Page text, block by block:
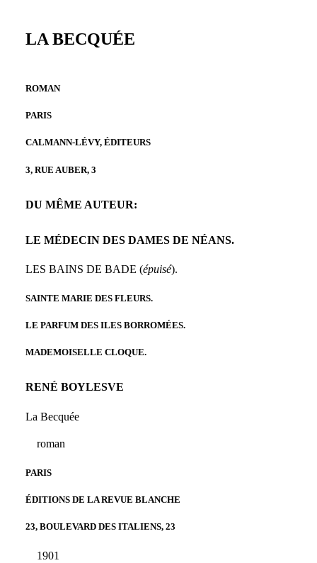
LA BECQUÉE
ROMAN
PARIS
CALMANN-LÉVY, ÉDITEURS
3, RUE AUBER, 3
DU MÊME AUTEUR:
LE MÉDECIN DES DAMES DE NÉANS.
LES BAINS DE BADE (épuisé).
SAINTE MARIE DES FLEURS.
LE PARFUM DES ILES BORROMÉES.
MADEMOISELLE CLOQUE.
RENÉ BOYLESVE
La Becquée
roman
PARIS
ÉDITIONS DE LA REVUE BLANCHE
23, BOULEVARD DES ITALIENS, 23
1901